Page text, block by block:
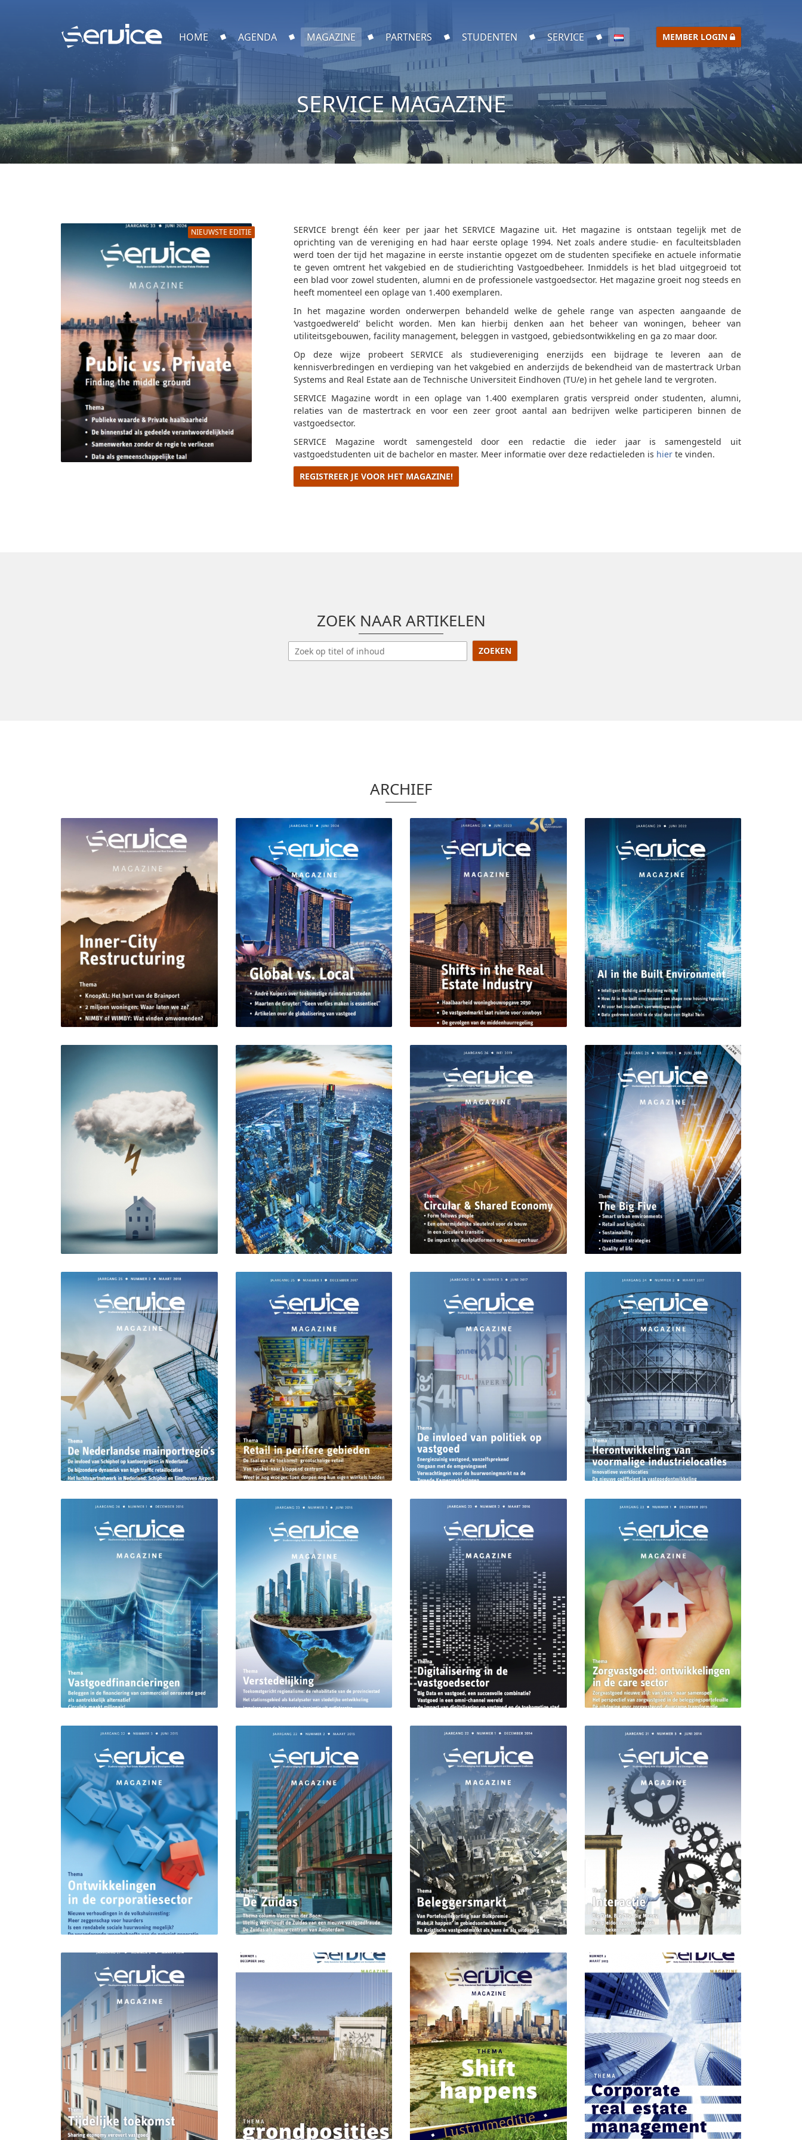
HOME AGENDA MAGAZINE PARTNERS STUDENTEN SERVICE MEMBER LOGIN
SERVICE MAGAZINE
SERVICE brengt één keer per jaar het SERVICE Magazine uit. Het magazine is ontstaan tegelijk met de
oprichting van de vereniging en had haar eerste oplage 1994. Net zoals andere studie- en faculteitsbladen
werd toen der tijd het magazine in eerste instantie opgezet om de studenten specifieke en actuele informatie
te geven omtrent het vakgebied en de studierichting Vastgoedbeheer. Inmiddels is het blad uitgegroeid tot
een blad voor zowel studenten, alumni en de professionele vastgoedsector. Het magazine groeit nog steeds en
heeft momenteel een oplage van 1.400 exemplaren.
In het magazine worden onderwerpen behandeld welke de gehele range van aspecten aangaande de
‘vastgoedwereld’ belicht worden. Men kan hierbij denken aan het beheer van woningen, beheer van
utiliteitsgebouwen, facility management, beleggen in vastgoed, gebiedsontwikkeling en ga zo maar door.
Op deze wijze probeert SERVICE als studievereniging enerzijds een bijdrage te leveren aan de
kennisverbredingen en verdieping van het vakgebied en anderzijds de bekendheid van de mastertrack Urban
Systems and Real Estate aan de Technische Universiteit Eindhoven (TU/e) in het gehele land te vergroten.
SERVICE Magazine wordt in een oplage van 1.400 exemplaren gratis verspreid onder studenten, alumni,
relaties van de mastertrack en voor een zeer groot aantal aan bedrijven welke participeren binnen de
vastgoedsector.
SERVICE Magazine wordt samengesteld door een redactie die ieder jaar is samengesteld uit
vastgoedstudenten uit de bachelor en master. Meer informatie over deze redactieleden is hier te vinden.
REGISTREER JE VOOR HET MAGAZINE!
ZOEK NAAR ARTIKELEN
ARCHIEF